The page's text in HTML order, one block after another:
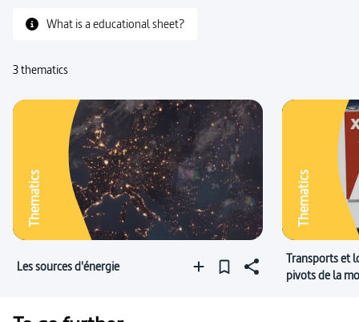
What is a educational sheet?
3 thematics
Thematics
Les sources d'énergie
Thematics
Transports et
pivots de la